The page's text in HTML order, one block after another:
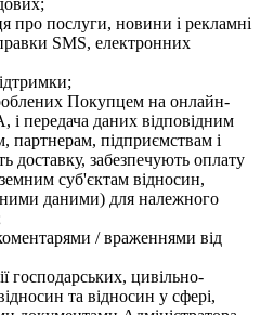
про послуги, новини і рекламні
SMS, електронних
Покупцем на онлайн-
передача даних відповідним
партнерам, підприємствам і
доставку, забезпечують оплату
суб'єктам відносин,
даними) для належного
/ враженнями від
господарських, цивільно-
та відносин у сфері,